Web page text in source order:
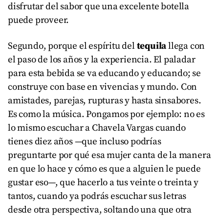
disfrutar del sabor que una excelente botella
puede proveer.
Segundo, porque el espíritu deltequilallega con
el paso de los años y la experiencia. El paladar
para esta bebida se va educando y educando; se
construye con base en vivencias y mundo. Con
amistades, parejas, rupturas y hasta sinsabores.
Es como la música. Pongamos por ejemplo: no es
lo mismo escuchar a Chavela Vargas cuando
tienes diez años —que incluso podrías
preguntarte por qué esa mujer canta de la manera
en que lo hace y cómo es que a alguien le puede
gustar eso—, que hacerlo a tus veinte o treinta y
tantos, cuando ya podrás escuchar sus letras
desde otra perspectiva, soltando una que otra